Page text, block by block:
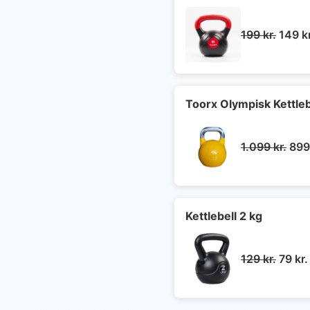
199kr. Den
199
149
Toorx Olympisk
1.099kr. Den
899
Kettlebell 2 kg
129kr. Den
79 kr.